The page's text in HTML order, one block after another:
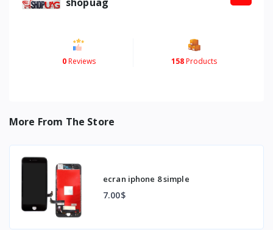
0Reviews 158Products
More From The Store
ecran iphone 8 simple
7.00$